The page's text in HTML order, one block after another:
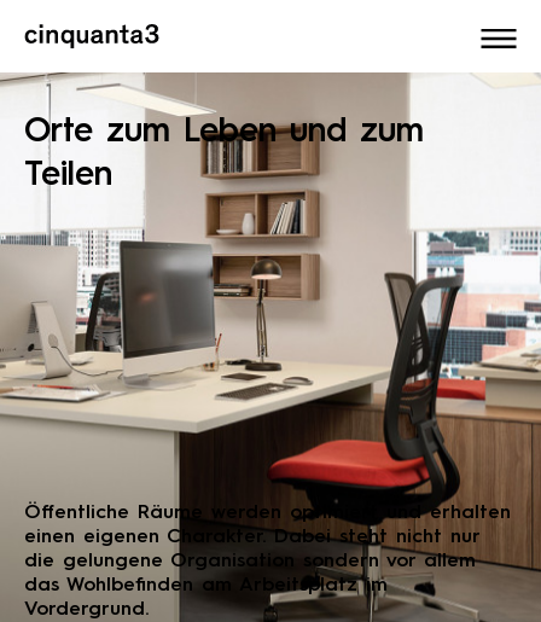
Cinquanta3
Orte zum Leben und zum
Teilen
Öffentliche Räume werden optimiert und erhalten
einen eigenen Charakter. Dabei steht nicht nur
die gelungene Organisation sondern vor allem
das Wohlbefinden am Arbeitsplatz im
Vordergrund.